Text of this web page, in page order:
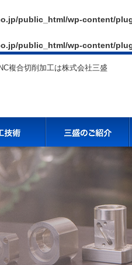
public_html/wp-content/
public_html/wp-content/
複合切削加工は株式会社三盛